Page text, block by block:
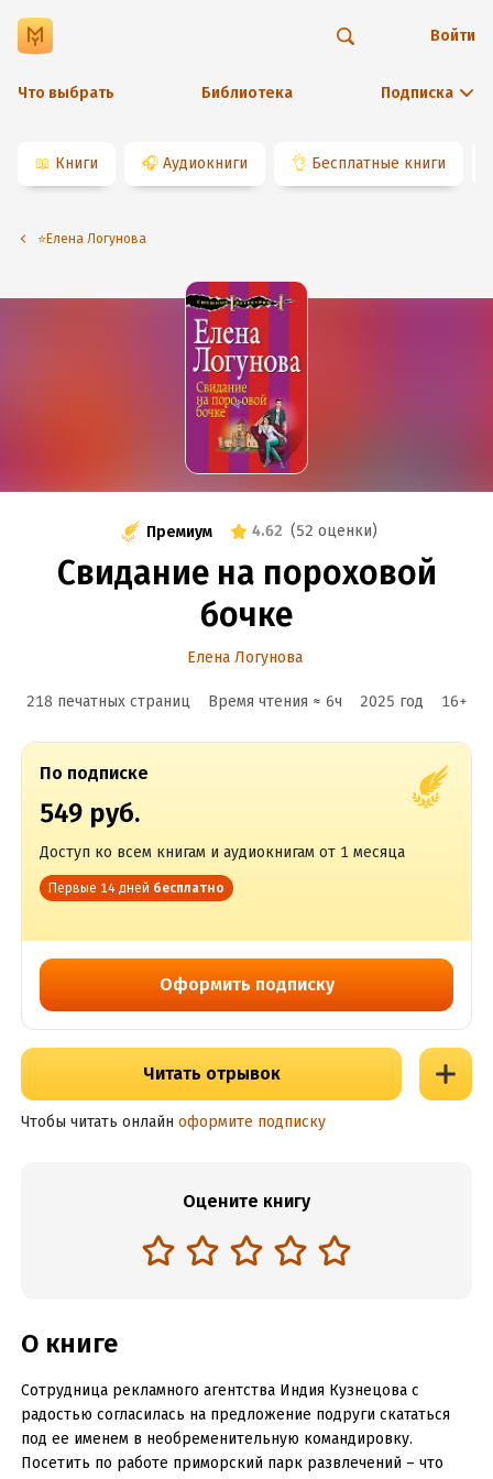
Что выбрать Библиотека Подписка
Войти
📖 Книги 🎧 Аудиокниги 👌 Бесплатные книги
⭐️Елена Логунова
Премиум 4.62 (52 оценки)
Свидание на пороховой
бочке
Елена Логунова
218 печатных страниц Время чтения ≈ 6ч 2025 год 16+
По подписке
549 руб.
Доступ ко всем книгам и аудиокнигам от 1 месяца
Первые 14 дней бесплатно
Оформить подписку
Читать отрывок
Чтобы читать онлайн оформите подписку
Оцените книгу
О книге
Сотрудница рекламного агентства Индия Кузнецова с
радостью согласилась на предложение подруги скататься
под ее именем в необременительную командировку.
Посетить по работе приморский парк развлечений – что